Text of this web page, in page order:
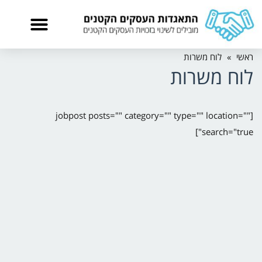
ראשי » לוח משרות
לוח משרות
[jobpost posts="" category="" type="" location=""
search="true"]